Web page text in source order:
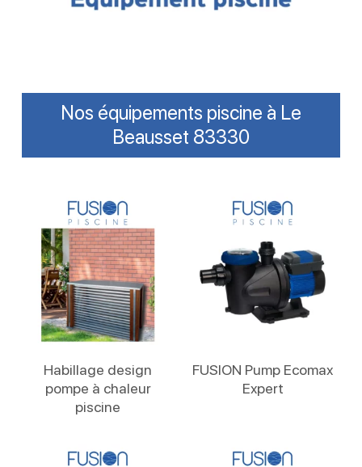
Nos équipements piscine à Le
Beausset 83330
Habillage design
pompe à chaleur
piscine
FUSION Pump Ecomax
Expert